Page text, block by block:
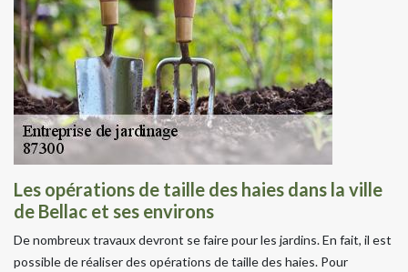
Les opérations de taille des haies dans la ville
de Bellac et ses environs
De nombreux travaux devront se faire pour les jardins. En fait, il est
possible de réaliser des opérations de taille des haies. Pour